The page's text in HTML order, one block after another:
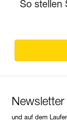
So stellen
und auf dem